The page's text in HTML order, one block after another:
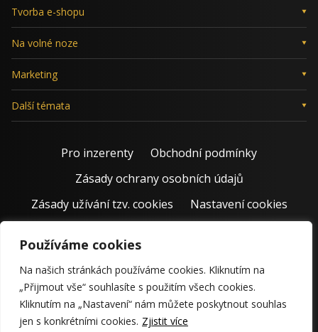
Používáme cookies
Na našich stránkách používáme cookies. Kliknutím na
„Přijmout vše“ souhlasíte s použitím všech cookies.
Kliknutím na „Nastavení“ nám můžete poskytnout souhlas
jen s konkrétními cookies. Zjistit více
Tvorba e-shopu
Na volné noze
Marketing
Další témata
Pro inzerenty
Obchodní podmínky
Zásady ochrany osobních údajů
Zásady užívání tzv. cookies
Nastavení cookies